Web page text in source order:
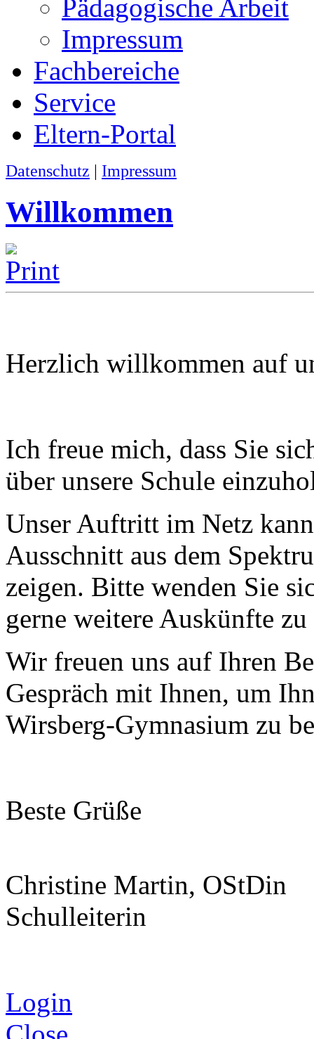
Pädagogische Arbeit
Impressum
Fachbereiche
Service
Eltern-Portal
Datenschutz | Impressum
Willkommen
Herzlich willkommen auf
Ich freue mich, dass Sie
über unsere Schule
Unser Auftritt im Netz
Ausschnitt aus dem
zeigen. Bitte wenden Sie
gerne weitere Auskünfte
Wir freuen uns auf Ihren
Gespräch mit Ihnen, um
Wirsberg-Gymnasium zu
Beste Grüße
Christine Martin, OStDin
Schulleiterin
Login